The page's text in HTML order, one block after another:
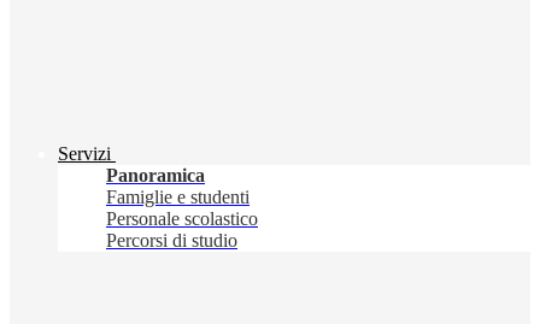
Servizi
Panoramica
Famiglie e studenti
Personale scolastico
Percorsi di studio